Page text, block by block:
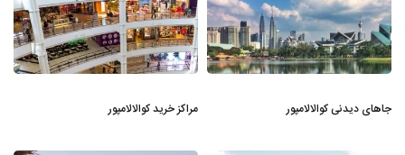
جاهای دیدنی کوالالامپور مراکز خرید کوالالامپور